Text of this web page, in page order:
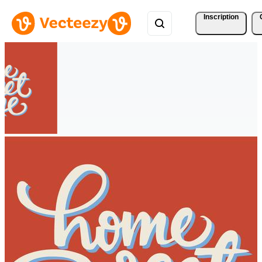
Inscription